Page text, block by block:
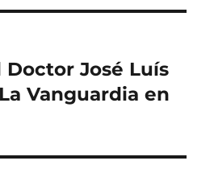
Doctor José Luís
Vanguardia en